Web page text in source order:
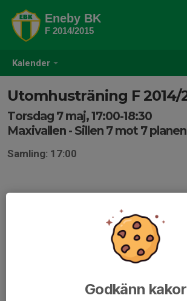
Kalender
Eneby BK
F 2014/2015
Utomhusträning F 2014/
Torsdag 7 maj, 17:00-18:30
Maxivallen - Sillen 7 mot 7 planen
Samling: 17:00
Godkänn kakor